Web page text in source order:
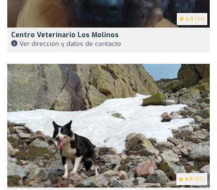
4.9 (94)
Centro Veterinario Los Molinos
Ver dirección y datos de contacto
4.9 (99)